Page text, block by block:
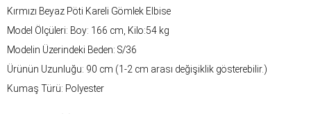
Kırmızı Beyaz Pöti Kareli Gömlek Elbise
Model Ölçüleri: Boy: 166 cm, Kilo:54 kg
Modelin Üzerindeki Beden: S/36
Ürünün Uzunluğu: 90 cm (1-2 cm arası değişiklik gösterebilir.)
Kumaş Türü: Polyester